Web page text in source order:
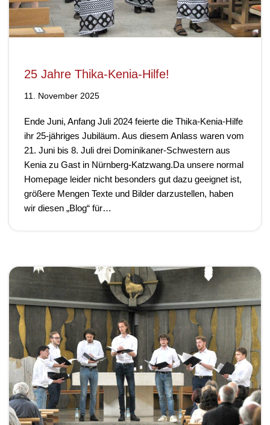
25 Jahre Thika-Kenia-Hilfe!
11. November 2025
Ende Juni, Anfang Juli 2024 feierte die Thika-Kenia-Hilfe
ihr 25-jähriges Jubiläum. Aus diesem Anlass waren vom
21. Juni bis 8. Juli drei Dominikaner-Schwestern aus
Kenia zu Gast in Nürnberg-Katzwang.Da unsere normal
Homepage leider nicht besonders gut dazu geeignet ist,
größere Mengen Texte und Bilder darzustellen, haben
wir diesen „Blog“ für…